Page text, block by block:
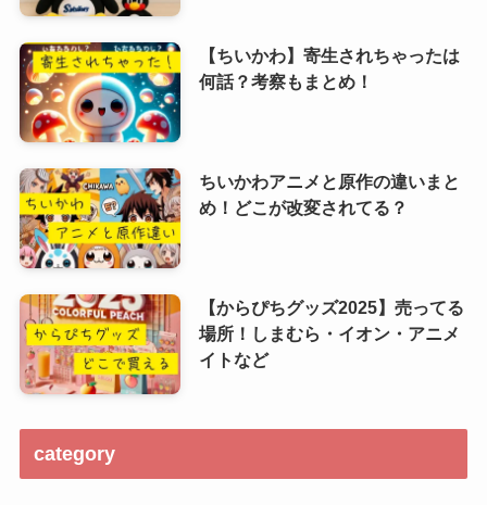
【ちいかわ】寄生されちゃったは
何話？考察もまとめ！
ちいかわアニメと原作の違いまと
め！どこが改変されてる？
【からぴちグッズ2025】売ってる
場所！しまむら・イオン・アニメ
イトなど
category